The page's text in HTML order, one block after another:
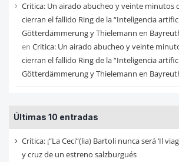
Critica: Un airado abucheo y veinte minutos
cierran el fallido Ring de la “Inteligencia
Götterdämmerung y Thielemann en
en Critica: Un airado abucheo y veinte
cierran el fallido Ring de la “Inteligencia
Götterdämmerung y Thielemann en
Últimas 10 entradas
Crítica: ¡“La Ceci”(lia) Bartoli nunca será ‘Il
y cruz de un estreno salzburgués